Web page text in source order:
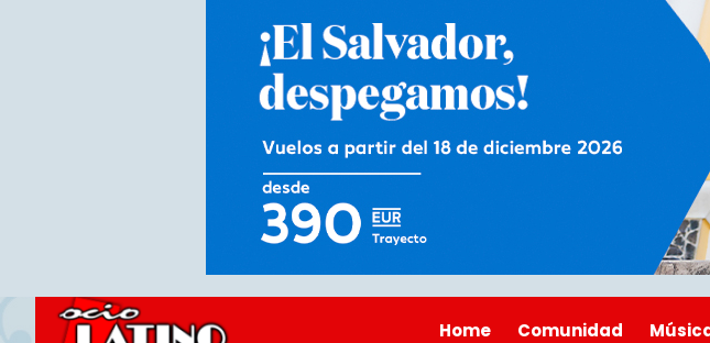
Home Comunidad